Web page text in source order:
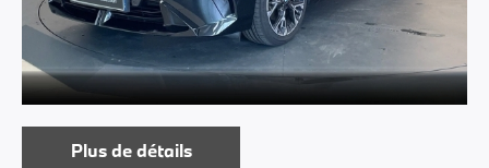
Plus de détails